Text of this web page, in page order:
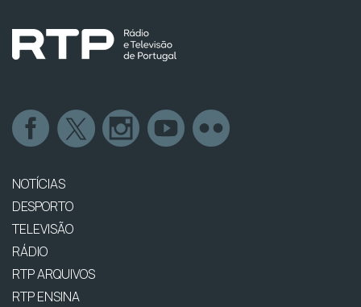
NOTÍCIAS
DESPORTO
TELEVISÃO
RÁDIO
RTP ARQUIVOS
RTP ENSINA